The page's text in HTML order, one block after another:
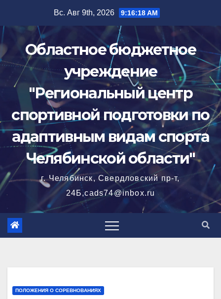
содержимому
Вс. Авг 9th, 2026 9:16:19 AM
Областное бюджетное
учреждение
"Региональный центр
спортивной подготовки по
адаптивным видам спорта
Челябинской области"
г. Челябинск, Свердловский пр-т,
24Б,cads74@inbox.ru
ПОЛОЖЕНИЯ О СОРЕВНОВАНИЯХ